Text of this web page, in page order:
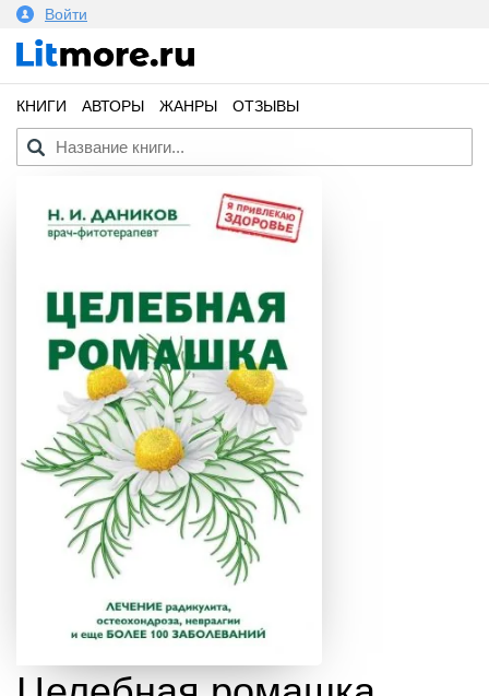
Войти
КНИГИ АВТОРЫ ЖАНРЫ ОТЗЫВЫ